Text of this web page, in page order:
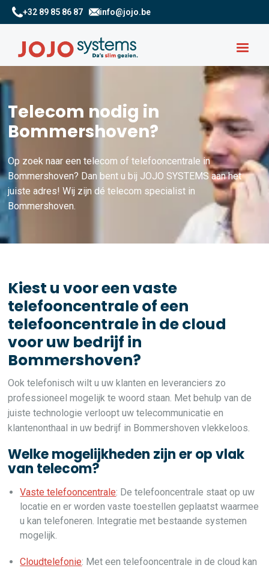
+32 89 85 86 87 info@jojo.be
Telecom nodig in
Bommershoven?
Op zoek naar een telecom of telefooncentrale in
Bommershoven? Dan bent u bij JOJO SYSTEMS aan het
juiste adres! Wij zijn dé telecom specialist in
Bommershoven.
Kiest u voor een vaste
telefooncentrale of een
telefooncentrale in de cloud
voor uw bedrijf in
Bommershoven?
Ook telefonisch wilt u uw klanten en leveranciers zo
professioneel mogelijk te woord staan. Met behulp van de
juiste technologie verloopt uw telecommunicatie en
klantenonthaal in uw bedrijf in Bommershoven vlekkeloos.
Welke mogelijkheden zijn er op vlak
van telecom?
Vaste telefooncentrale: De telefooncentrale staat op uw
locatie en er worden vaste toestellen geplaatst waarmee
u kan telefoneren. Integratie met bestaande systemen
mogelijk.
Cloudtelefonie: Met een telefooncentrale in de cloud kan